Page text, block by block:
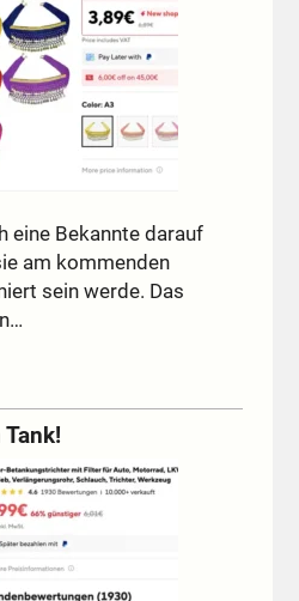
eine Bekannte darauf
am kommenden
sein werde. Das